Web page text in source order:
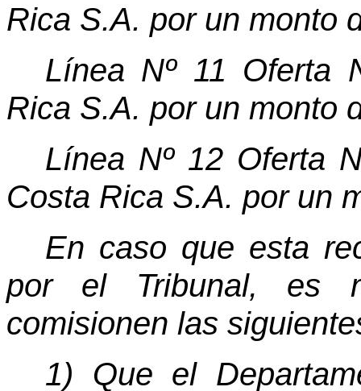
Rica S.A. por un monto
Línea Nº 11 Oferta
Rica S.A. por un monto
Línea Nº 12 Oferta
Costa Rica S.A. por un
En caso que esta
por el Tribunal, es
comisionen las
1) Que el